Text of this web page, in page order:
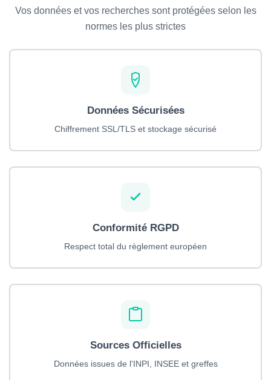
Vos données et vos recherches sont protégées selon les
normes les plus strictes
Données Sécurisées
Chiffrement SSL/TLS et stockage sécurisé
Conformité RGPD
Respect total du règlement européen
Sources Officielles
Données issues de l'INPI, INSEE et greffes